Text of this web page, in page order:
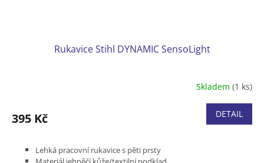
Rukavice Stihl DYNAMIC SensoLight
Skladem (1 ks)
395 Kč DETAIL
Lehká pracovní rukavice s pěti prsty